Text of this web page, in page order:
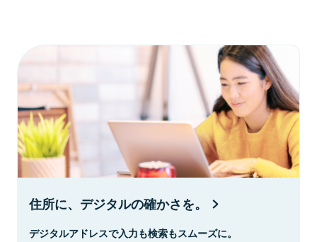
住所に、デジタルの確かさを。
デジタルアドレスで入力も検索もスムーズに。